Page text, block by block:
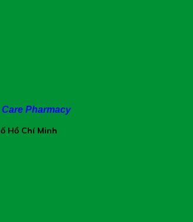
chảy (talc, magnesi stearate)
Pharmacy
Hồ Chí Minh